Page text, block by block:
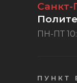
Санкт-
ПУНКТ
ПН-ПТ